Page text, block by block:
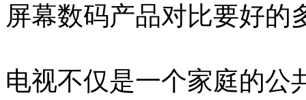
屏幕数码产品对比要好的
电视不仅是一个家庭的公